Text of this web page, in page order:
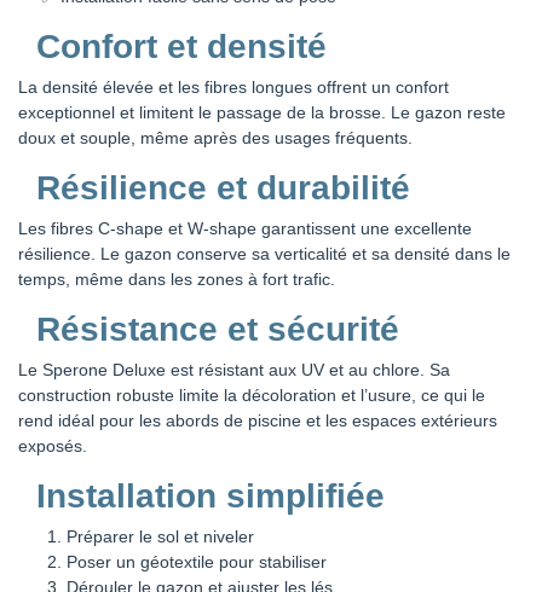
Confort et densité
La densité élevée et les fibres longues offrent un confort
exceptionnel et limitent le passage de la brosse. Le gazon reste
doux et souple, même après des usages fréquents.
Résilience et durabilité
Les fibres C-shape et W-shape garantissent une excellente
résilience. Le gazon conserve sa verticalité et sa densité dans le
temps, même dans les zones à fort trafic.
Résistance et sécurité
Le Sperone Deluxe est résistant aux UV et au chlore. Sa
construction robuste limite la décoloration et l’usure, ce qui le
rend idéal pour les abords de piscine et les espaces extérieurs
exposés.
Installation simplifiée
Préparer le sol et niveler
Poser un géotextile pour stabiliser
Dérouler le gazon et ajuster les lés